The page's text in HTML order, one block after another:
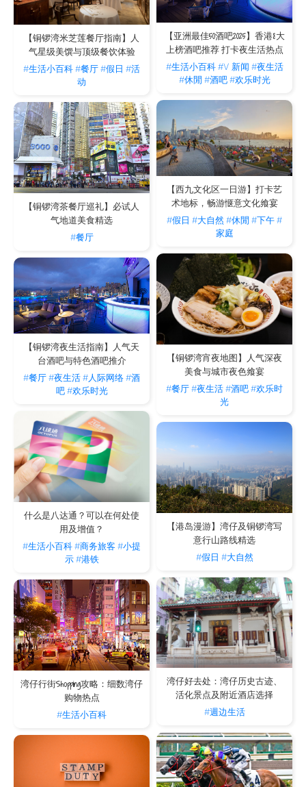
【亚洲最佳50酒吧2025】香港8大
上榜酒吧推荐 打卡夜生活热点
#生活小百科 #V 新闻 #夜生活
#休閒 #酒吧 #欢乐时光
【铜锣湾米芝莲餐厅指南】人
气星级美馔与顶级餐饮体验
#生活小百科#餐厅#假日 #活
动
【西九文化区一日游】打卡艺
术地标，畅游惬意文化飨宴
#假日 #大自然#休閒 #下午#
家庭
【铜锣湾茶餐厅巡礼】必试人
气地道美食精选
#餐厅
【铜锣湾宵夜地图】人气深夜
美食与城市夜色飨宴
#餐厅#夜生活#酒吧#欢乐时
光
【铜锣湾夜生活指南】人气天
台酒吧与特色酒吧推介
#餐厅#夜生活#人际网络#酒
吧 #欢乐时光
什么是八达通？可以在何处使
用及增值？
#生活小百科#商务旅客 #小提
示 #港铁
【港岛漫游】湾仔及铜锣湾写
意行山路线精选
#假日 #大自然
湾仔好去处：湾仔历史古迹、
活化景点及附近酒店选择
#週边生活
湾仔行街Shopping攻略：细数湾仔
购物热点
#生活小百科